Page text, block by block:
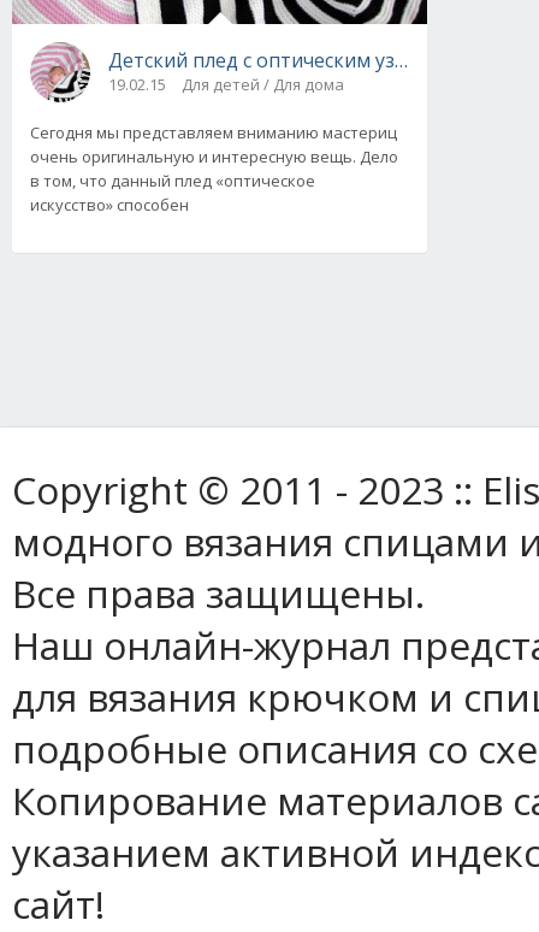
Детский плед с оптическим узором,
19.02.15 Для детей / Для дома
Сегодня мы представляем вниманию мастериц
очень оригинальную и интересную вещь. Дело
в том, что данный плед «оптическое
искусство» способен
Copyright © 2011 - 2023 ::
модного вязания спицами
Все права защищены.
Наш онлайн-журнал
для вязания крючком и
подробные описания со
Копирование материалов
указанием активной
сайт!